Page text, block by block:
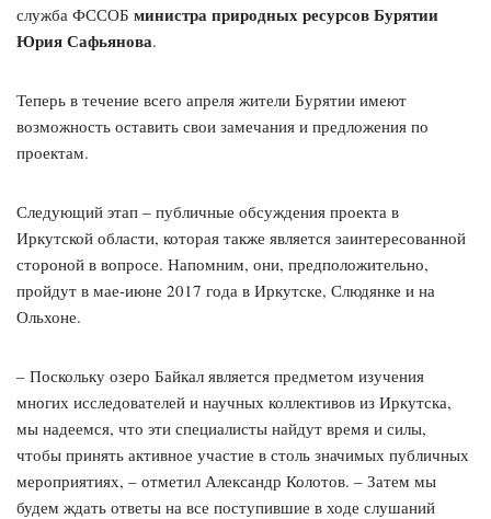
служба ФССОБ министра природных ресурсов Бурятии
Юрия Сафьянова.
Теперь в течение всего апреля жители Бурятии имеют
возможность оставить свои замечания и предложения по
проектам.
Следующий этап – публичные обсуждения проекта в
Иркутской области, которая также является заинтересованной
стороной в вопросе. Напомним, они, предположительно,
пройдут в мае-июне 2017 года в Иркутске, Слюдянке и на
Ольхоне.
– Поскольку озеро Байкал является предметом изучения
многих исследователей и научных коллективов из Иркутска,
мы надеемся, что эти специалисты найдут время и силы,
чтобы принять активное участие в столь значимых публичных
мероприятиях, – отметил Александр Колотов. – Затем мы
будем ждать ответы на все поступившие в ходе слушаний